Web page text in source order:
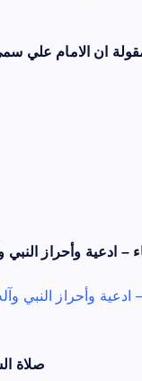
ان الامام علي
– ادعية وأحراز النبي
صلاة